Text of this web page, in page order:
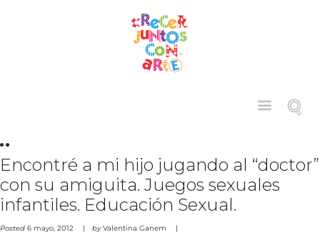
Encontré a mi hijo jugando al “doctor”
con su amiguita. Juegos sexuales
infantiles. Educación Sexual.
Posted 6 mayo, 2012 byValentina Ganem